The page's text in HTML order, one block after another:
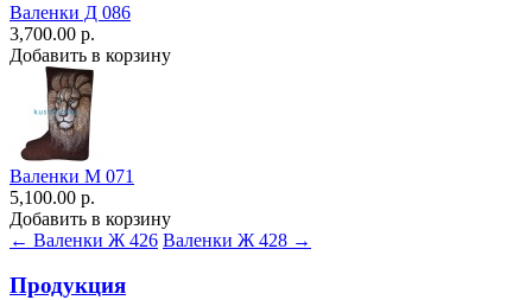
Валенки Д 086
3,700.00 р.
Добавить в корзину
Валенки М 071
5,100.00 р.
Добавить в корзину
← Валенки Ж 426 Валенки Ж 428 →
Продукция